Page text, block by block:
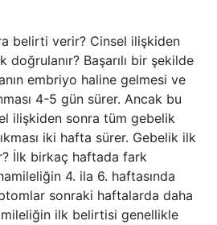
belirti verir? Cinsel ilişkiden
Başarılı bir şekilde
embriyo haline gelmesi ve
4-5 gün sürer. Ancak bu
ilişkiden sonra tüm gebelik
iki hafta sürer. Gebelik ilk
İlk birkaç haftada fark
4. ila 6. haftasında
sonraki haftalarda daha
ilk belirtisi genellikle